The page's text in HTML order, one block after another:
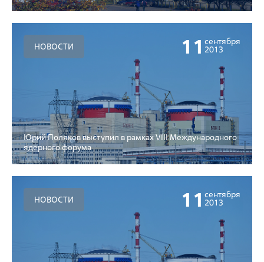
НОВОСТИ 11 сентября
2013
Юрий Поляков выступил в рамках VIII Международного
ядерного форума
НОВОСТИ 11 сентября
2013